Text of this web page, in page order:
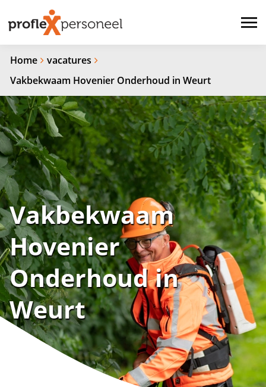
Home
vacatures
Vakbekwaam Hovenier Onderhoud in Weurt
Vakbekwaam
Hovenier
Onderhoud in
Weurt